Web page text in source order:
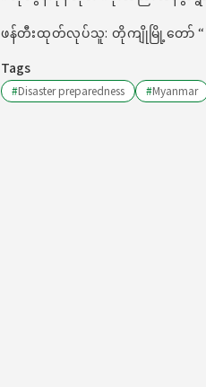
ဖန်တီးထုတ်လုပ်သူ: တိုကျိုမြို့တော်
Tags
#Disaster preparedness #Myanmar